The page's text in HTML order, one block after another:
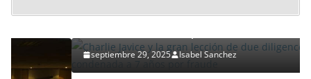
Charlie Javice y la gran lección de due diligence:
septiembre 29, 2025 Isabel Sanchez